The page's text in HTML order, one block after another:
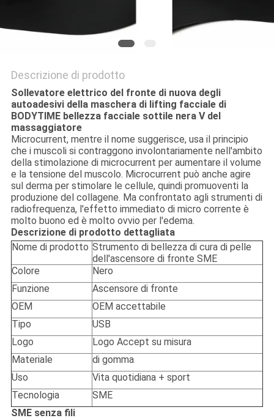
Descrizione di prodotto
Sollevatore elettrico del fronte di nuova degli
autoadesivi della maschera di lifting facciale di
BODYTIME bellezza facciale sottile nera V del
massaggiatore
Microcurrent, mentre il nome suggerisce, usa il principio
che i muscoli si contraggono involontariamente nell'ambito
della stimolazione di microcurrent per aumentare il volume
e la tensione del muscolo. Microcurrent può anche agire
sul derma per stimolare le cellule, quindi promuoventi la
produzione del collagene. Ma confrontato agli strumenti di
radiofrequenza, l'effetto immediato di micro corrente è
molto buono ed è molto ovvio per l'edema.
Descrizione di prodotto dettagliata
Nome di prodotto Strumento di bellezza di cura di pelle
dell'ascensore di fronte SME
Colore
Nero
Funzione
Ascensore di fronte
OEM
OEM accettabile
Tipo
USB
Logo
Logo Accept su misura
Materiale
di gomma
Uso
Vita quotidiana + sport
Tecnologia
SME
SME senza fili